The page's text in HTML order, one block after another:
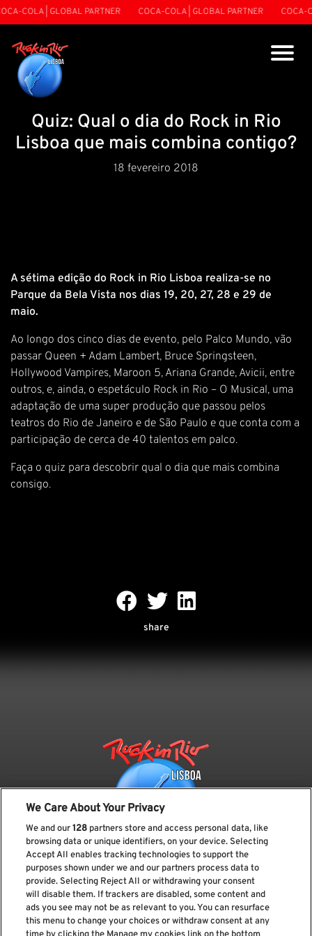
COLA | GLOBAL PARTNER COCA-COLA | GLOBAL PARTNER COCA-
Quiz: Qual o dia do Rock in Rio
Lisboa que mais combina contigo?
18 fevereiro 2018
A sétima edição do Rock in Rio Lisboa realiza-se no
Parque da Bela Vista nos dias 19, 20, 27, 28 e 29 de
maio.
Ao longo dos cinco dias de evento, pelo Palco Mundo, vão
passar Queen + Adam Lambert, Bruce Springsteen,
Hollywood Vampires, Maroon 5, Ariana Grande, Avicii, entre
outros, e, ainda, o espetáculo Rock in Rio – O Musical, uma
adaptação de uma super produção que passou pelos
teatros do Rio de Janeiro e de São Paulo e que conta com a
participação de cerca de 40 talentos em palco.
Faça o quiz para descobrir qual o dia que mais combina
consigo.
share
Subscreve a nossa newsletter
We Care About Your Privacy
We and our128 partners store and access personal data, like
browsing data or unique identifiers, on your device. Selecting
Accept All enables tracking technologies to support the
purposes shown under we and our partners process data to
provide. Selecting Reject All or withdrawing your consent
will disable them. If trackers are disabled, some content and
ads you see may not be as relevant to you. You can resurface
this menu to change your choices or withdraw consent at any